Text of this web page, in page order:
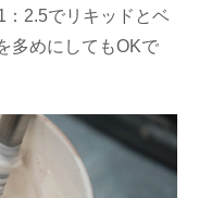
2.5でリキッドとベ
多めにしてもOKで